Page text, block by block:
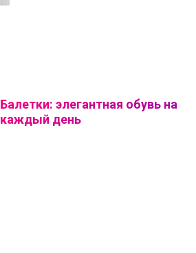
Балетки: элегантная обувь на
каждый день